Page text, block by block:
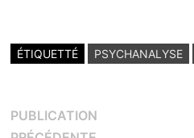
ÉTIQUETTÉ PSYCHANALYSE
Navigation
PUBLICATION